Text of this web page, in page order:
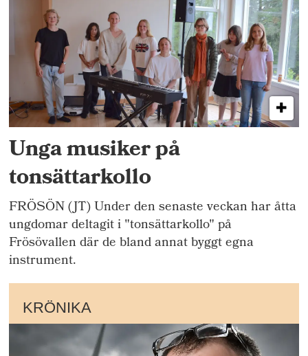
Unga musiker på
tonsättarkollo
FRÖSÖN (JT) Under den senaste veckan har åtta
ungdomar deltagit i "tonsättarkollo" på
Frösövallen där de bland annat byggt egna
instrument.
KRÖNIKA